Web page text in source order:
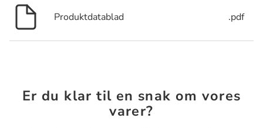
Produktdatablad .pdf
Er du klar til en snak om vores
varer?